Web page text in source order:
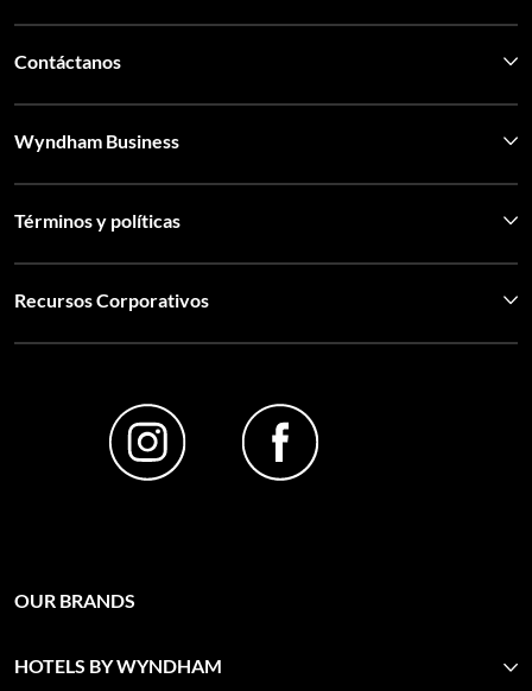
Contáctanos
Wyndham Business
Términos y políticas
Recursos Corporativos
OUR BRANDS
HOTELS BY WYNDHAM